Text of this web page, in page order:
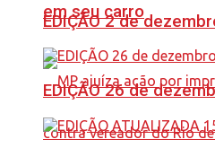
em seu carro
EDIÇÃO 2 de
EDIÇÃO 26 de